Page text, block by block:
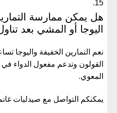
هل يمكن ممارسة
اليوجا أو المشي بعد
نعم التمارين الخفيفة واليوجا
القولون وتدعم مفعول الدواء في
المعوي.
يمكنكم التواصل مع صيدليات